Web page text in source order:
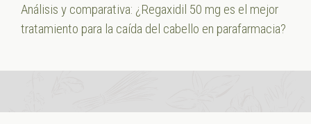
Análisis y comparativa: ¿Regaxidil 50 mg es el mejor
tratamiento para la caída del cabello en parafarmacia?